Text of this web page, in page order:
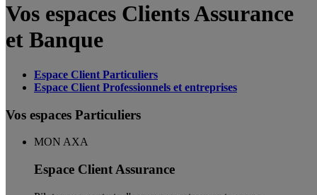
Vos espaces Clients Assurance
et Banque
Espace Client Particuliers
Espace Client Professionnels et entreprises
Vos espaces Particuliers
MON AXA
Espace Client Assurance